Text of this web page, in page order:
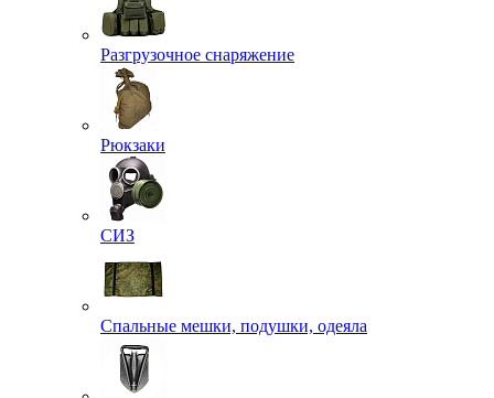
Разгрузочное снаряжение
Рюкзаки
СИЗ
Спальные мешки, подушки, одеяла